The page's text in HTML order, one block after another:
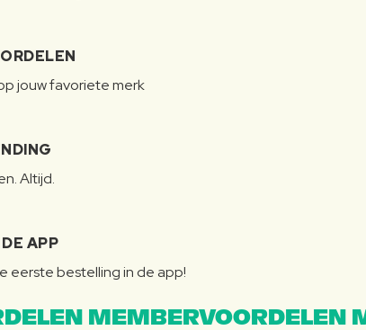
jouw favoriete merk
Altijd.
APP
eerste bestelling in de app!